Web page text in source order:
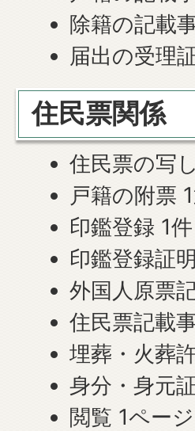
除籍の記載
届出の受理
住民票関係
住民票の写
戸籍の附票
印鑑登録 1
印鑑登録証
外国人原票
住民票記載
埋葬・火葬
身分・身元
閲覧 1ペー